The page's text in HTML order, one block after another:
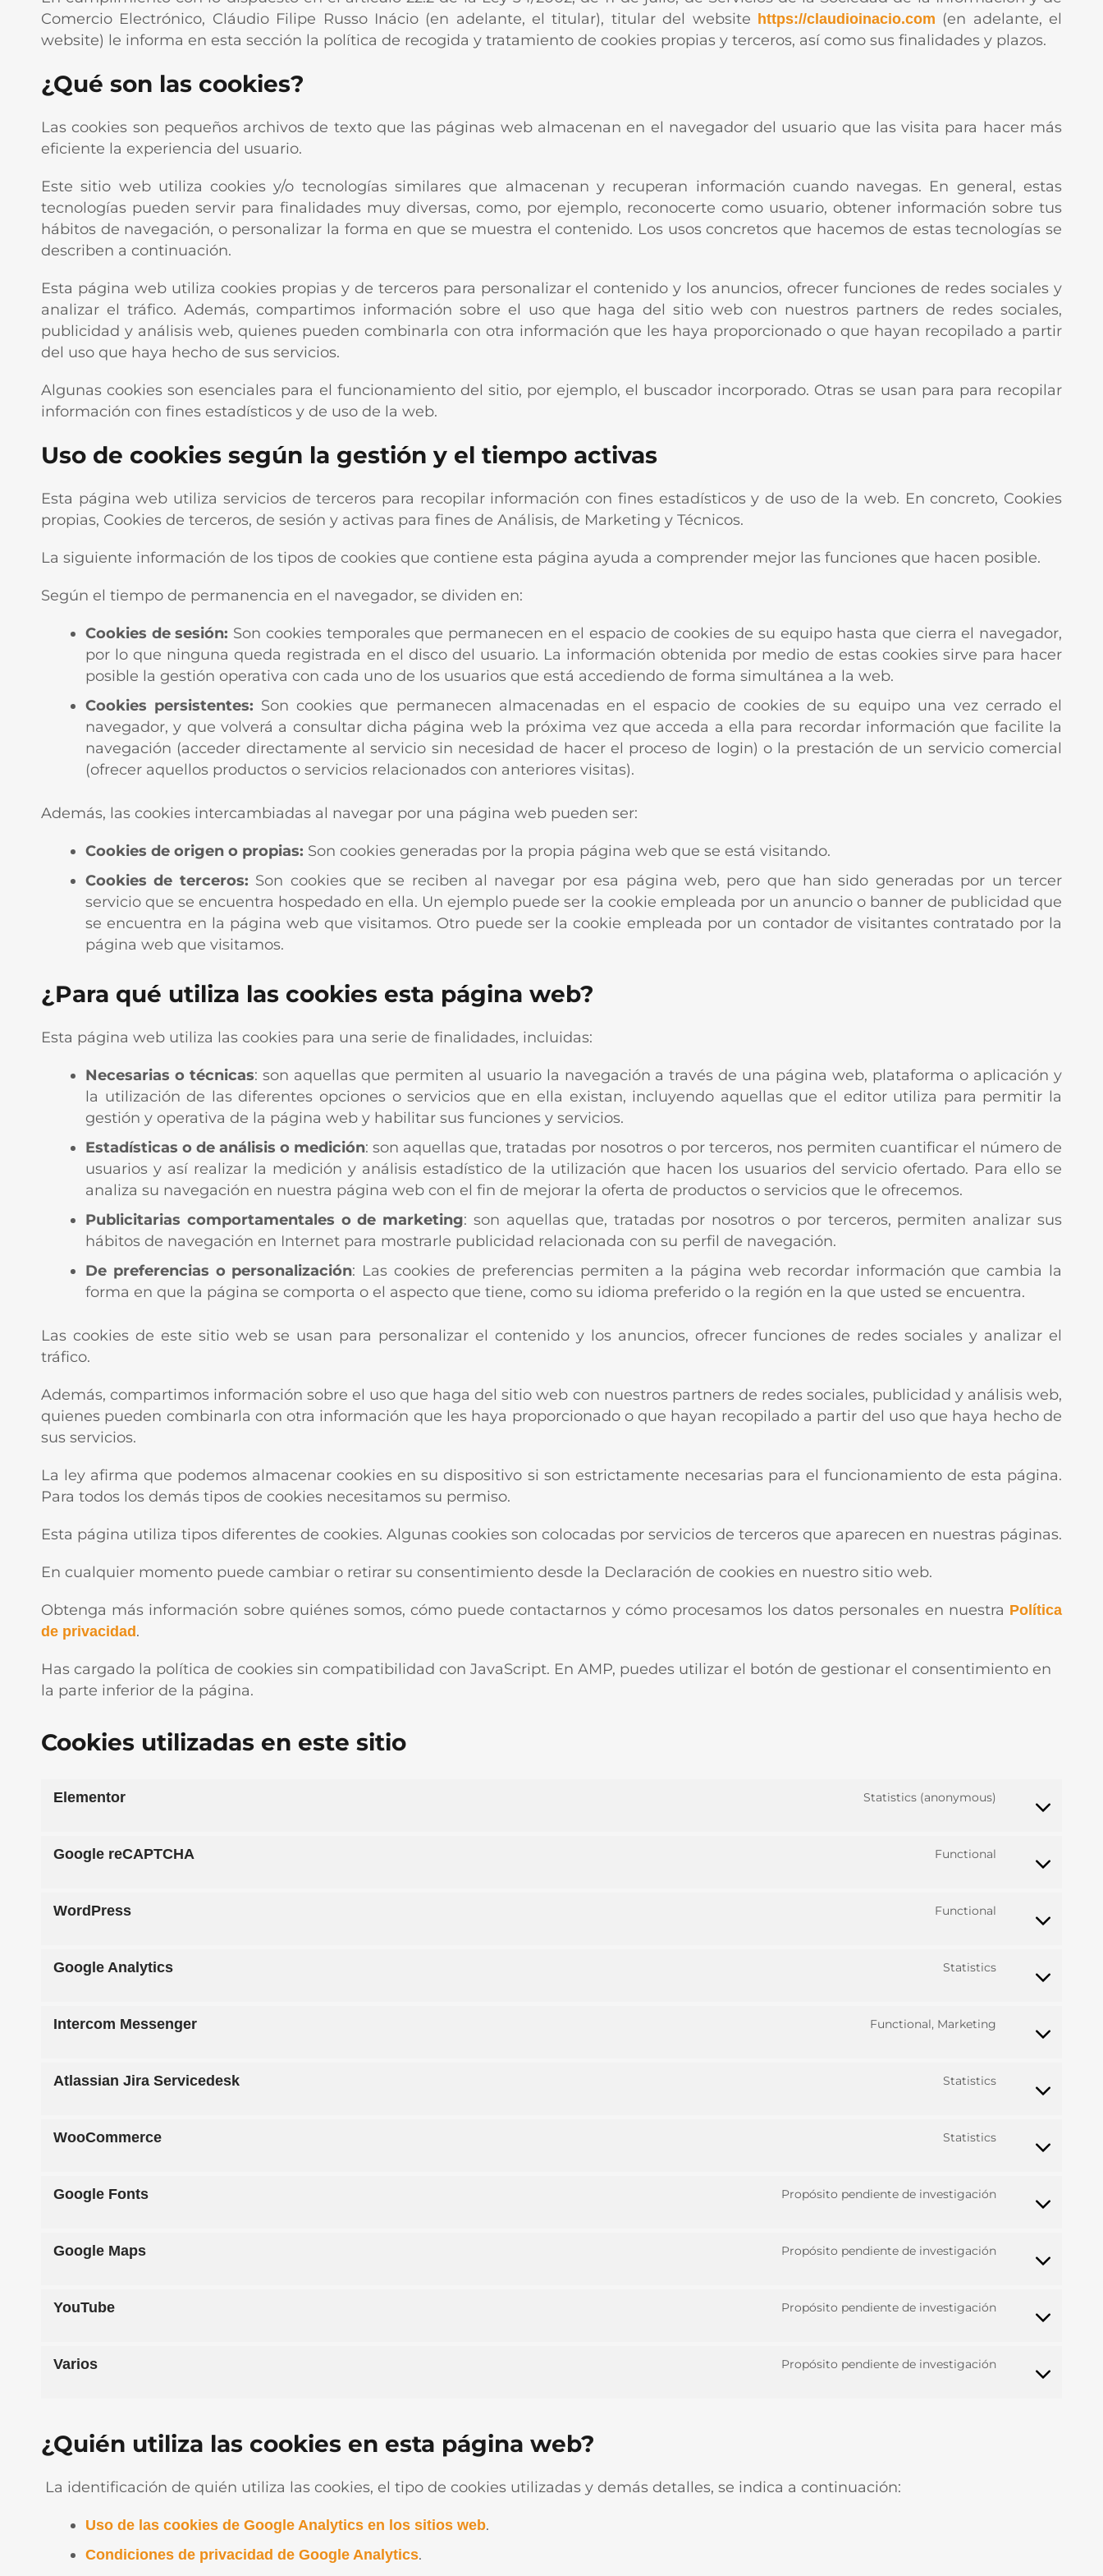
Comercio Electrónico, Cláudio Filipe Russo Inácio (en adelante, el titular), titular del website https://claudioinacio.com (en adelante, el
website) le informa en esta sección la política de recogida y tratamiento de cookies propias y terceros, así como sus finalidades y plazos.
¿Qué son las cookies?
Las cookies son pequeños archivos de texto que las páginas web almacenan en el navegador del usuario que las visita para hacer más
eficiente la experiencia del usuario.
Este sitio web utiliza cookies y/o tecnologías similares que almacenan y recuperan información cuando navegas. En general, estas
tecnologías pueden servir para finalidades muy diversas, como, por ejemplo, reconocerte como usuario, obtener información sobre tus
hábitos de navegación, o personalizar la forma en que se muestra el contenido. Los usos concretos que hacemos de estas tecnologías se
describen a continuación.
Esta página web utiliza cookies propias y de terceros para personalizar el contenido y los anuncios, ofrecer funciones de redes sociales y
analizar el tráfico. Además, compartimos información sobre el uso que haga del sitio web con nuestros partners de redes sociales,
publicidad y análisis web, quienes pueden combinarla con otra información que les haya proporcionado o que hayan recopilado a partir
del uso que haya hecho de sus servicios.
Algunas cookies son esenciales para el funcionamiento del sitio, por ejemplo, el buscador incorporado. Otras se usan para para recopilar
información con fines estadísticos y de uso de la web.
Uso de cookies según la gestión y el tiempo activas
Esta página web utiliza servicios de terceros para recopilar información con fines estadísticos y de uso de la web. En concreto, Cookies
propias, Cookies de terceros, de sesión y activas para fines de Análisis, de Marketing y Técnicos.
La siguiente información de los tipos de cookies que contiene esta página ayuda a comprender mejor las funciones que hacen posible.
Según el tiempo de permanencia en el navegador, se dividen en:
Cookies de sesión: Son cookies temporales que permanecen en el espacio de cookies de su equipo hasta que cierra el navegador,
por lo que ninguna queda registrada en el disco del usuario. La información obtenida por medio de estas cookies sirve para hacer
posible la gestión operativa con cada uno de los usuarios que está accediendo de forma simultánea a la web.
Cookies persistentes: Son cookies que permanecen almacenadas en el espacio de cookies de su equipo una vez cerrado el
navegador, y que volverá a consultar dicha página web la próxima vez que acceda a ella para recordar información que facilite la
navegación (acceder directamente al servicio sin necesidad de hacer el proceso de login) o la prestación de un servicio comercial
(ofrecer aquellos productos o servicios relacionados con anteriores visitas).
Además, las cookies intercambiadas al navegar por una página web pueden ser:
Cookies de origen o propias: Son cookies generadas por la propia página web que se está visitando.
Cookies de terceros: Son cookies que se reciben al navegar por esa página web, pero que han sido generadas por un tercer
servicio que se encuentra hospedado en ella. Un ejemplo puede ser la cookie empleada por un anuncio o banner de publicidad que
se encuentra en la página web que visitamos. Otro puede ser la cookie empleada por un contador de visitantes contratado por la
página web que visitamos.
¿Para qué utiliza las cookies esta página web?
Esta página web utiliza las cookies para una serie de finalidades, incluidas:
Necesarias o técnicas: son aquellas que permiten al usuario la navegación a través de una página web, plataforma o aplicación y
la utilización de las diferentes opciones o servicios que en ella existan, incluyendo aquellas que el editor utiliza para permitir la
gestión y operativa de la página web y habilitar sus funciones y servicios.
Estadísticas o de análisis o medición: son aquellas que, tratadas por nosotros o por terceros, nos permiten cuantificar el número de
usuarios y así realizar la medición y análisis estadístico de la utilización que hacen los usuarios del servicio ofertado. Para ello se
analiza su navegación en nuestra página web con el fin de mejorar la oferta de productos o servicios que le ofrecemos.
Publicitarias comportamentales o de marketing: son aquellas que, tratadas por nosotros o por terceros, permiten analizar sus
hábitos de navegación en Internet para mostrarle publicidad relacionada con su perfil de navegación.
De preferencias o personalización: Las cookies de preferencias permiten a la página web recordar información que cambia la
forma en que la página se comporta o el aspecto que tiene, como su idioma preferido o la región en la que usted se encuentra.
Las cookies de este sitio web se usan para personalizar el contenido y los anuncios, ofrecer funciones de redes sociales y analizar el
tráfico.
Además, compartimos información sobre el uso que haga del sitio web con nuestros partners de redes sociales, publicidad y análisis web,
quienes pueden combinarla con otra información que les haya proporcionado o que hayan recopilado a partir del uso que haya hecho de
sus servicios.
La ley afirma que podemos almacenar cookies en su dispositivo si son estrictamente necesarias para el funcionamiento de esta página.
Para todos los demás tipos de cookies necesitamos su permiso.
Esta página utiliza tipos diferentes de cookies. Algunas cookies son colocadas por servicios de terceros que aparecen en nuestras páginas.
En cualquier momento puede cambiar o retirar su consentimiento desde la Declaración de cookies en nuestro sitio web.
Obtenga más información sobre quiénes somos, cómo puede contactarnos y cómo procesamos los datos personales en nuestra Política
de privacidad .
Has cargado la política de cookies sin compatibilidad con JavaScript. En AMP, puedes utilizar el botón de gestionar el consentimiento en
la parte inferior de la página.
Cookies utilizadas en este sitio
Elementor Statistics (anonymous)
service
Google reCAPTCHA Functional
service
WordPress Functional
service
Google Analytics Statistics
service
Intercom Messenger Functional, Marketing
service
Atlassian Jira Servicedesk Statistics
service
servicedesk
WooCommerce Statistics
service
Google Fonts Propósito pendiente de investigación
service
Google Maps Propósito pendiente de investigación
service
YouTube Propósito pendiente de investigación
service
Varios Propósito pendiente de investigación
service
¿Quién utiliza las cookies en esta página web?
La identificación de quién utiliza las cookies, el tipo de cookies utilizadas y demás detalles, se indica a continuación:
Uso de las cookies de Google Analytics en los sitios web.
Condiciones de privacidad de Google Analytics.